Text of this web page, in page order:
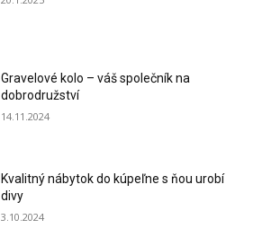
Gravelové kolo – váš společník na
dobrodružství
14.11.2024
Kvalitný nábytok do kúpeľne s ňou urobí
divy
3.10.2024